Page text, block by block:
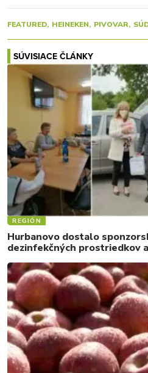
FEATURED HEINEKEN PIVOVAR
SÚVISIACE ČLÁNKY
REGIÓN
Hurbanovo dostalo
dezinfekčných prostriedkov